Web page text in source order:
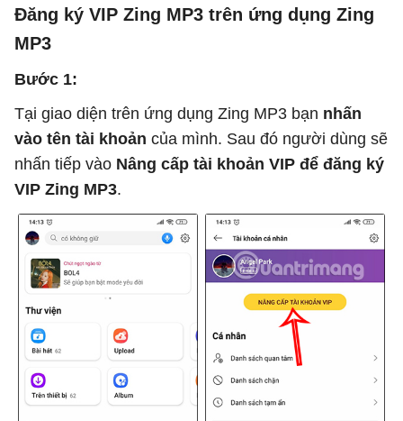
Đăng ký VIP Zing MP3 trên ứng dụng Zing
MP3
Bước 1:
Tại giao diện trên ứng dụng Zing MP3 bạn nhấn
vào tên tài khoản của mình. Sau đó người dùng sẽ
nhấn tiếp vào Nâng cấp tài khoản VIP để đăng ký
VIP Zing MP3.